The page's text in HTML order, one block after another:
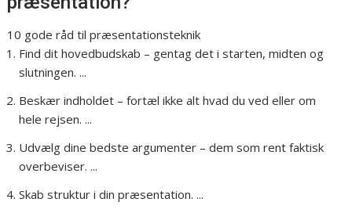
10 gode råd til præsentationsteknik
Find dit hovedbudskab – gentag det i starten, midten og
slutningen. ...
Beskær indholdet – fortæl ikke alt hvad du ved eller om
hele rejsen. ...
Udvælg dine bedste argumenter – dem som rent faktisk
overbeviser. ...
Skab struktur i din præsentation. ...